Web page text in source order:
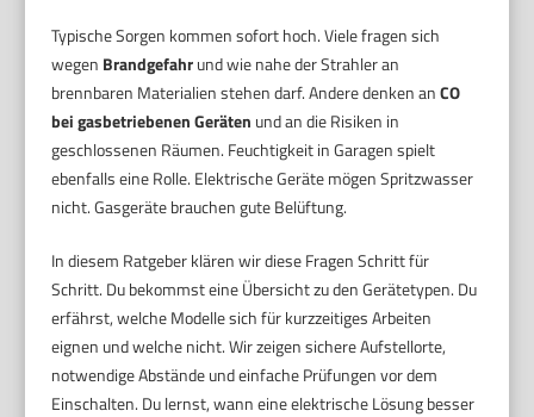
Typische Sorgen kommen sofort hoch. Viele fragen sich
wegen Brandgefahrund wie nahe der Strahler an
brennbaren Materialien stehen darf. Andere denken anCO
bei gasbetriebenen Geräten und an die Risiken in
geschlossenen Räumen. Feuchtigkeit in Garagen spielt
ebenfalls eine Rolle. Elektrische Geräte mögen Spritzwasser
nicht. Gasgeräte brauchen gute Belüftung.
In diesem Ratgeber klären wir diese Fragen Schritt für
Schritt. Du bekommst eine Übersicht zu den Gerätetypen. Du
erfährst, welche Modelle sich für kurzzeitiges Arbeiten
eignen und welche nicht. Wir zeigen sichere Aufstellorte,
notwendige Abstände und einfache Prüfungen vor dem
Einschalten. Du lernst, wann eine elektrische Lösung besser